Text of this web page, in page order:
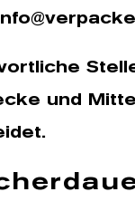
und